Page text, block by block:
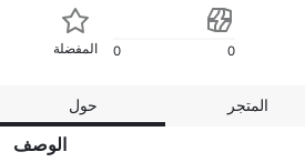
المفضلة 0 0
حول المتجر
الوصف